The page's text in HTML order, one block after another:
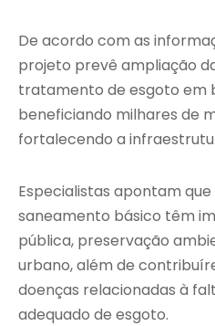
De acordo com as
projeto prevê ampliação
tratamento de esgoto em
beneficiando milhares de
fortalecendo a
Especialistas apontam
saneamento básico têm
pública, preservação
urbano, além de
doenças relacionadas à
adequado de esgoto.